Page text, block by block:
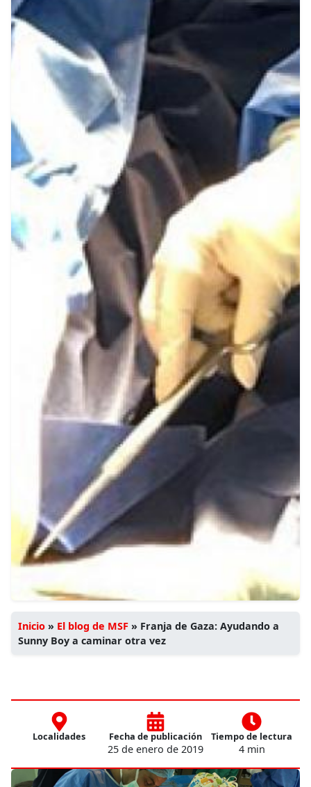
Inicio » El blog de MSF » Franja de Gaza: Ayudando a
Sunny Boy a caminar otra vez
Localidades Fecha de publicación
25 de enero de 2019
Tiempo de lectura
4 min